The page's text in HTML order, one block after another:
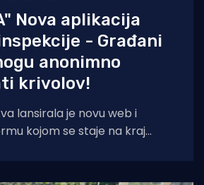
Nova aplikacija
- Građani
anonimno
krivolov!
lansirala je novu web i
kojom se staje na kraj